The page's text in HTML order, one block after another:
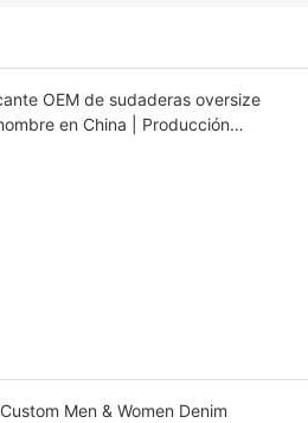
OEM de sudaderas oversize
en China | Producción
Men & Women Denim